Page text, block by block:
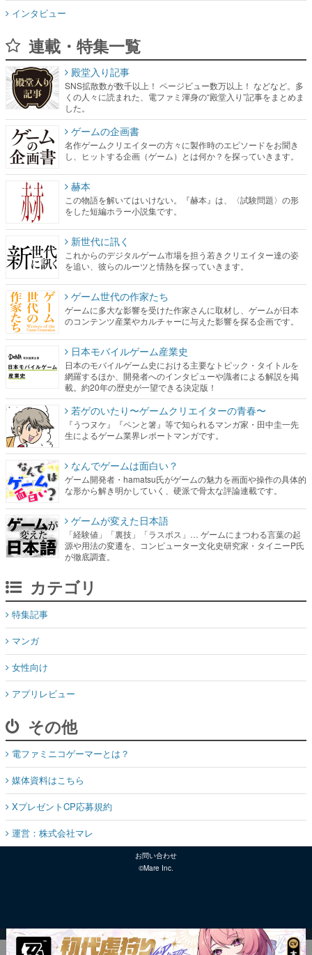
インタビュー
連載・特集一覧
殿堂入り記事
SNS拡散数が数千以上！ ページビュー数万以上！ などなど。多
くの人々に読まれた、電ファミ渾身の“殿堂入り”記事をまとめま
した。
ゲームの企画書
名作ゲームクリエイターの方々に製作時のエピソードをお聞き
し、ヒットする企画（ゲーム）とは何か？を探っていきます。
赫本
この物語を解いてはいけない。『赫本』は、〈試験問題〉の形
をした短編ホラー小説集です。
新世代に訊く
これからのデジタルゲーム市場を担う若きクリエイター達の姿
を追い、彼らのルーツと情熱を探っていきます。
ゲーム世代の作家たち
ゲームに多大な影響を受けた作家さんに取材し、ゲームが日本
のコンテンツ産業やカルチャーに与えた影響を探る企画です。
日本モバイルゲーム産業史
日本のモバイルゲーム史における主要なトピック・タイトルを
網羅するほか、開発者へのインタビューや識者による解説を掲
載。約20年の歴史が一望できる決定版！
若ゲのいたり〜ゲームクリエイターの青春〜
『うつヌケ』『ペンと箸』等で知られるマンガ家・田中圭一先
生によるゲーム業界レポートマンガです。
なんでゲームは面白い？
ゲーム開発者・hamatsu氏がゲームの魅力を画面や操作の具体的
な形から解き明かしていく、硬派で骨太な評論連載です。
ゲームが変えた日本語
「経験値」「裏技」「ラスボス」… ゲームにまつわる言葉の起
源や用法の変遷を、コンピューター文化史研究家・タイニーP氏
が徹底調査。
カテゴリ
特集記事
マンガ
女性向け
アプリレビュー
その他
電ファミニコゲーマーとは？
媒体資料はこちら
XプレゼントCP応募規約
運営：株式会社マレ
お問い合わせ
©Mare Inc.